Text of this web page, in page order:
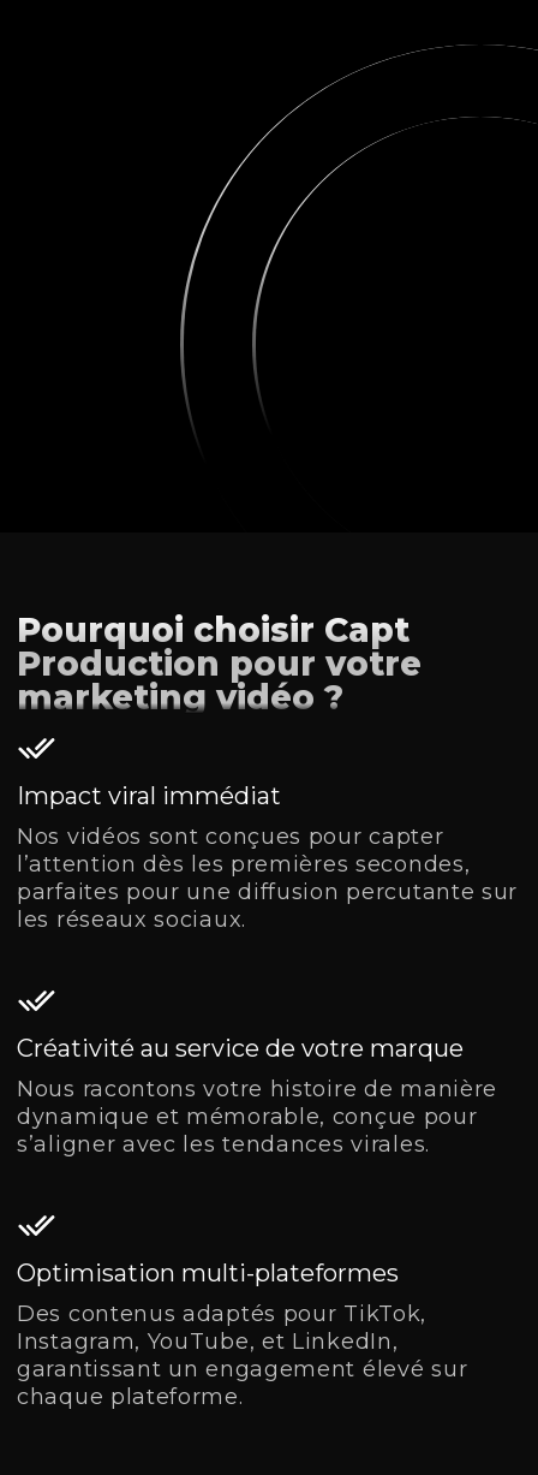
Pourquoi choisir Capt
Production pour votre
marketing vidéo ?
Impact viral immédiat
Nos vidéos sont conçues pour capter
l’attention dès les premières secondes,
parfaites pour une diffusion percutante sur
les réseaux sociaux.
Créativité au service de votre marque
Nous racontons votre histoire de manière
dynamique et mémorable, conçue pour
s’aligner avec les tendances virales.
Optimisation multi-plateformes
Des contenus adaptés pour TikTok,
Instagram, YouTube, et LinkedIn,
garantissant un engagement élevé sur
chaque plateforme.